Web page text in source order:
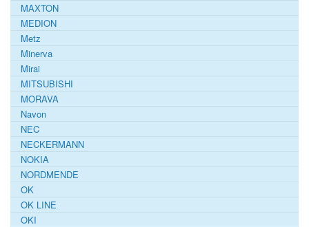
MAXTON
MEDION
Metz
Minerva
Mirai
MITSUBISHI
MORAVA
Navon
NEC
NECKERMANN
NOKIA
NORDMENDE
OK
OK LINE
OKI